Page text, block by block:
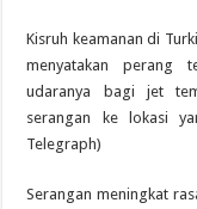
Kisruh keamanan di
menyatakan perang
udaranya bagi jet
serangan ke lokasi
Telegraph)
Serangan meningkat